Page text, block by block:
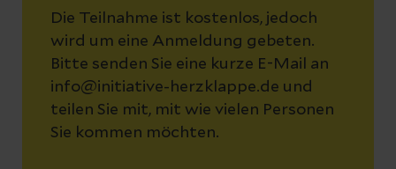
Die Teilnahme ist kostenlos, jedoch
wird um eine Anmeldung gebeten.
Bitte senden Sie eine kurze E-Mail an
info@initiative-herzklappe.de und
teilen Sie mit, mit wie vielen Personen
Sie kommen möchten.